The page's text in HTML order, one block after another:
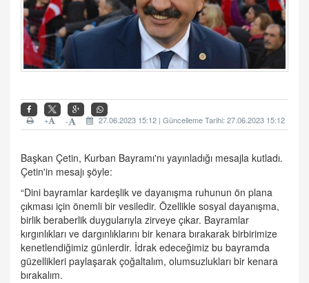
27.06.2023 15:12 | Güncelleme Tarihi: 27.06.2023 15:12
-
+
Başkan Çetin, Kurban Bayramı'nı yayınladığı mesajla kutladı.
Çetin'in mesajı şöyle:
“Dini bayramlar kardeşlik ve dayanışma ruhunun ön plana
çıkması için önemli bir vesiledir. Özellikle sosyal dayanışma,
birlik beraberlik duygularıyla zirveye çıkar. Bayramlar
kırgınlıkları ve dargınlıklarını bir kenara bırakarak birbirimize
kenetlendiğimiz günlerdir. İdrak edeceğimiz bu bayramda
güzellikleri paylaşarak çoğaltalım, olumsuzlukları bir kenara
bırakalım.